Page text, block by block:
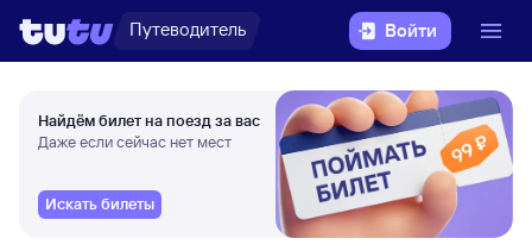
Путеводитель Войти
Найдём билет на поезд за вас
Даже если сейчас нет мест
Искать билеты